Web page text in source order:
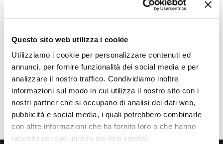
Questo sito web utilizza i cookie
Utilizziamo i cookie per personalizzare contenuti ed
annunci, per fornire funzionalità dei social media e per
analizzare il nostro traffico. Condividiamo inoltre
informazioni sul modo in cui utilizza il nostro sito con i
nostri partner che si occupano di analisi dei dati web,
pubblicità e social media, i quali potrebbero combinarle
con altre informazioni che ha fornito loro o che hanno
raccolto dal suo utilizzo dei loro servizi.